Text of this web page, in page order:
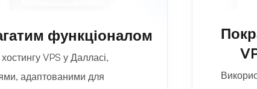
функціоналом
VPS у Далласі,
адаптованими для